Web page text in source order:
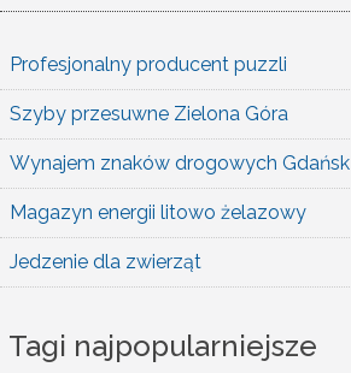
Profesjonalny producent puzzli
Szyby przesuwne Zielona Góra
Wynajem znaków drogowych Gdańsk
Magazyn energii litowo żelazowy
Jedzenie dla zwierząt
Tagi najpopularniejsze